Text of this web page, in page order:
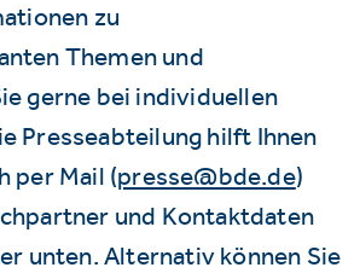
zu
Themen und
gerne bei individuellen
Presseabteilung hilft Ihnen
per Mail (presse@bde.de)
und Kontaktdaten
unten. Alternativ können Sie